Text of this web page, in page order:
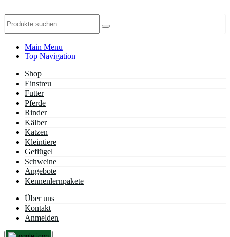
Main Menu
Top Navigation
Shop
Einstreu
Futter
Pferde
Rinder
Kälber
Katzen
Kleintiere
Geflügel
Schweine
Angebote
Kennen­lern­­pakete
Über uns
Kontakt
Anmelden